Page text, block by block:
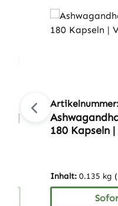
|
Artikelnummer:
180 Kapseln
Inhalt: 0.135 kg